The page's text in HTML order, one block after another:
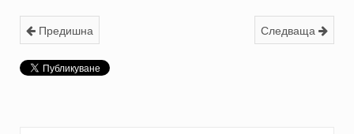
Предишна Следваща